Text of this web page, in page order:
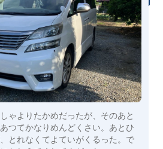
ゃよりたかめだったが、そのあと
つてかなりめんどくさい。あとひ
とれなくてよていがくるった。で